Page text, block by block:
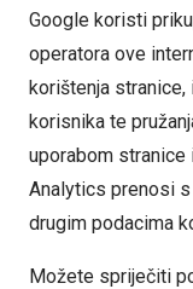
Google koristi
operatora ove
korištenja
korisnika te
uporabom stranice
Analytics prenosi
drugim podacima
Možete spriječiti